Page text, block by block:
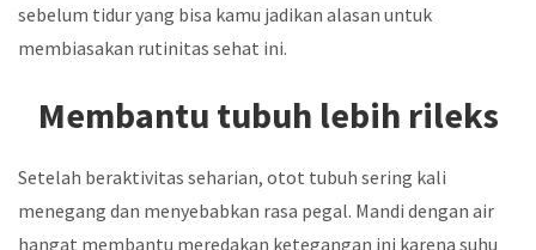
sebelum tidur yang bisa kamu jadikan alasan untuk
membiasakan rutinitas sehat ini.
Membantu tubuh lebih rileks
Setelah beraktivitas seharian, otot tubuh sering kali
menegang dan menyebabkan rasa pegal. Mandi dengan air
hangat membantu meredakan ketegangan ini karena suhu